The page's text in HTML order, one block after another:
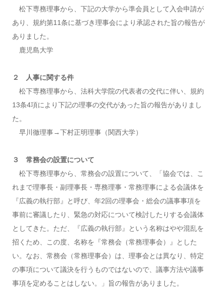
松下専務理事から、下記の大学から準会員として入会申請が
あり、規約第11条に基づき理事会により承認された旨の報告が
ありました。
鹿児島大学
２ 人事に関する件
松下専務理事から、法科大学院の代表者の交代に伴い、規約
13条4項により下記の理事の交代があった旨の報告がありまし
た。
早川徹理事→下村正明理事（関西大学）
３ 常務会の設置について
松下専務理事から、常務会の設置について、「協会では、こ
れまで理事長・副理事長・専務理事・常務理事による会議体を
『広義の執行部』と呼び、年2回の理事会・総会の議事事項を
事前に審議したり、緊急の対応について検討したりする会議体
としてきた。ただ、『広義の執行部』という名称はやや混乱を
招くため、この度、名称を『常務会（常務理事会）』とした
い。なお、常務会（常務理事会）は、理事会とは異なり、特定
の事項について議決を行うものではないので、議事方法や議事
事項を定めることはしない。」旨の報告がありました。